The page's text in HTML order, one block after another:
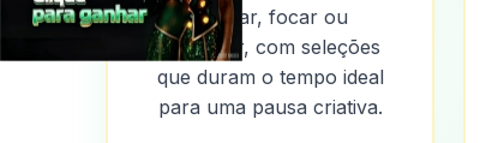
relaxar, focar ou
socializar, com seleções
que duram o tempo ideal
para uma pausa criativa.